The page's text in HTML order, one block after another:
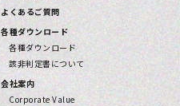
よくあるご質問
各種ダウンロード
各種ダウンロード
該⾮判定書について
会社案内
Corporate Value